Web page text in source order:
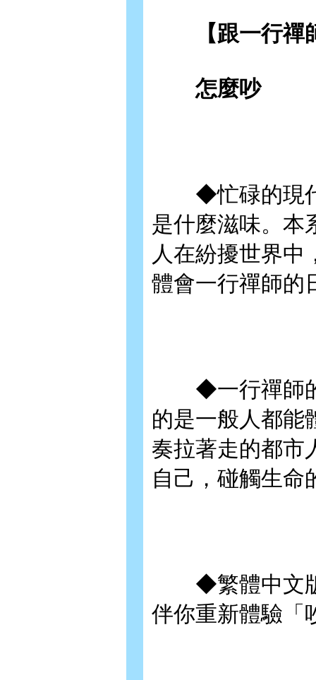
【跟一行禪
怎麼吵
◆忙碌的現代
是什麼滋味。本
人在紛擾世界中
體會一行禪師的
◆一行禪師的
的是一般人都能
奏拉著走的都市
自己，碰觸生命
◆繁體中文版
伴你重新體驗「